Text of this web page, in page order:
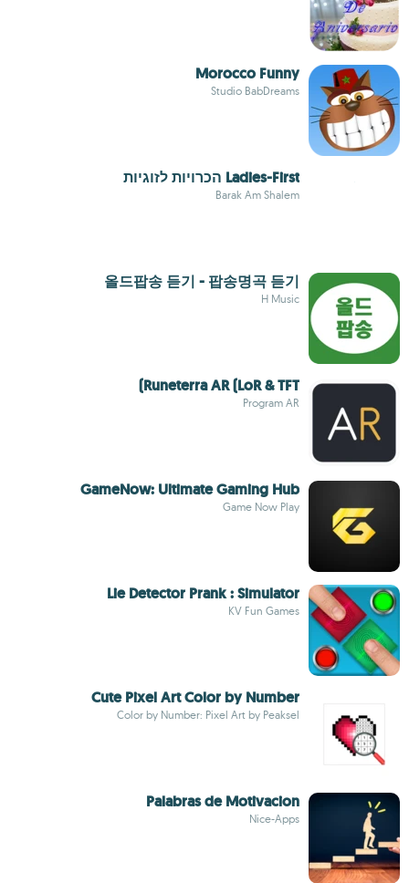
Morocco Funny
Studio BabDreams
Ladies-First הכרויות לזוגיות
Barak Am Shalem
올드팝송 듣기 - 팝송명곡 듣기
H Music
Runeterra AR (LoR & TFT)
Program AR
GameNow: Ultimate Gaming Hub
Game Now Play
Lie Detector Prank : Simulator
KV Fun Games
Cute Pixel Art Color by Number
Color by Number: Pixel Art by Peaksel
Palabras de Motivacion
Nice-Apps